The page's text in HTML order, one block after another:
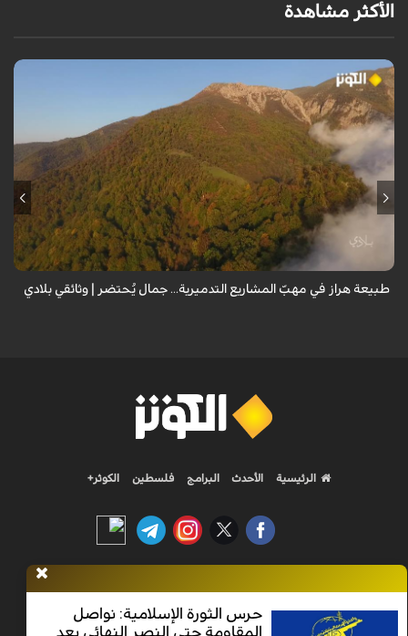
الأكثر مشاهدة
من قلب طبيعة هراز التي كانت يوماً من أجمل الموائل الطبيعية في إيران، يحذر
المعد من كارثة بيئية: "وحش الأعمال والمشاريع التدميرية تنهش بجسم
طبيعة هراز في مهبّ المشاريع التدميرية... جمال يُحتضر | وثائقي بلادي
حرس الثورة الإسلامية: نواصل
المقاومة حتى النصر النهائي بعد
الرئيسية الأحدث البرامج فلسطين الكوثر+
Nilesat 11900 V | Badr 8 11747 V | Badr5 12284 V